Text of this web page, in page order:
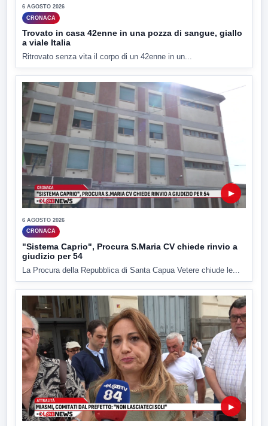
6 AGOSTO 2026
CRONACA
Trovato in casa 42enne in una pozza di sangue, giallo
a viale Italia
Ritrovato senza vita il corpo di un 42enne in un...
▶
6 AGOSTO 2026
CRONACA
"Sistema Caprio", Procura S.Maria CV chiede rinvio a
giudizio per 54
La Procura della Repubblica di Santa Capua Vetere chiude le...
▶